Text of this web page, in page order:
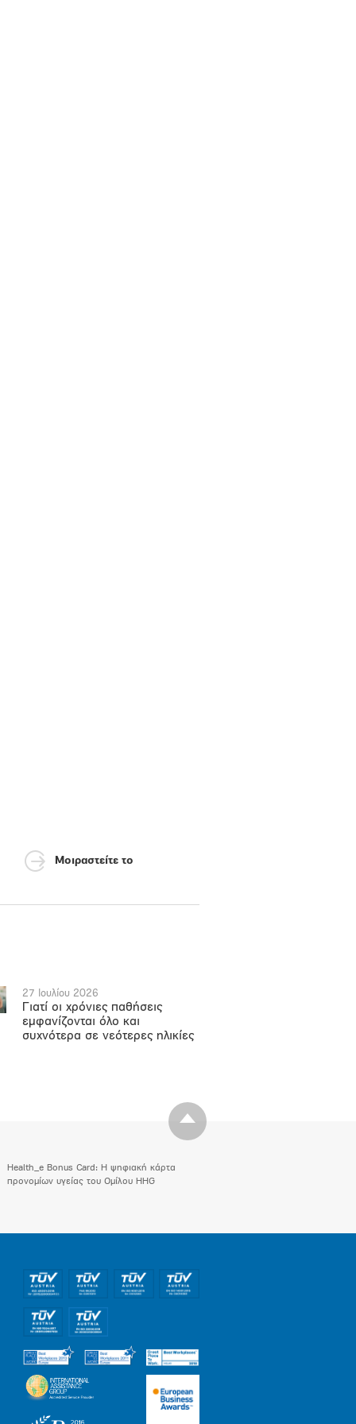
Μοιραστείτε το
27 Ιουλίου 2026
Γιατί οι χρόνιες παθήσεις
εμφανίζονται όλο και
συχνότερα σε νεότερες ηλικίες
Health_e Bonus Card: H ψηφιακή κάρτα
προνομίων υγείας του Ομίλου HHG